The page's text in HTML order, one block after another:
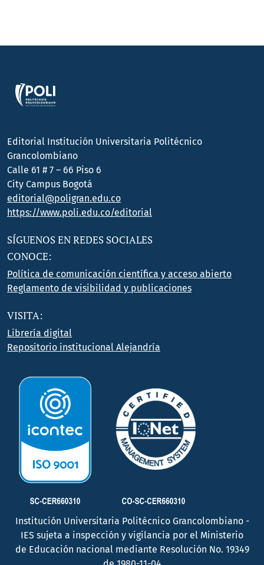
Editorial Institución Universitaria Politécnico
Grancolombiano
Calle 61 # 7 – 66 Piso 6
City Campus Bogotá
editorial@poligran.edu.co
https://www.poli.edu.co/editorial
SÍGUENOS EN REDES SOCIALES
CONOCE:
Política de comunicación científica y acceso abierto
Reglamento de visibilidad y publicaciones
VISITA:
Librería digital
Repositorio institucional Alejandría
Institución Universitaria Politécnico Grancolombiano -
IES sujeta a inspección y vigilancia por el Ministerio
de Educación nacional mediante Resolución No. 19349